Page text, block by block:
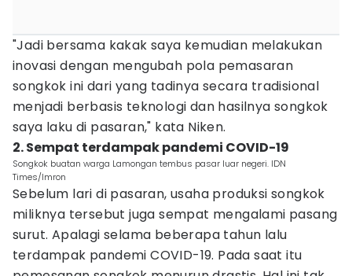
"Jadi bersama kakak saya kemudian melakukan
inovasi dengan mengubah pola pemasaran
songkok ini dari yang tadinya secara tradisional
menjadi berbasis teknologi dan hasilnya songkok
saya laku di pasaran," kata Niken.
2. Sempat terdampak pandemi COVID-19
Songkok buatan warga Lamongan tembus pasar luar negeri. IDN
Times/Imron
Sebelum lari di pasaran, usaha produksi songkok
miliknya tersebut juga sempat mengalami pasang
surut. Apalagi selama beberapa tahun lalu
terdampak pandemi COVID-19. Pada saat itu